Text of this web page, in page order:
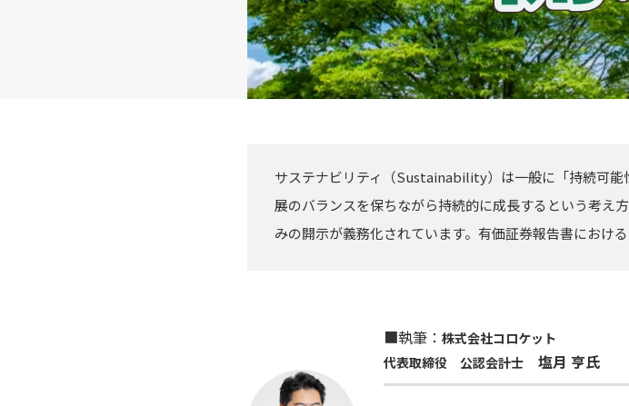
サステナビリティ（Sustainability）は一般に「持続可
展のバランスを保ちながら持続的に成長するという考え
みの開示が義務化されています。有価証券報告書におけ
■執筆： 株式会社コロケット
代表取締役 公認会計士 塩月 亨氏